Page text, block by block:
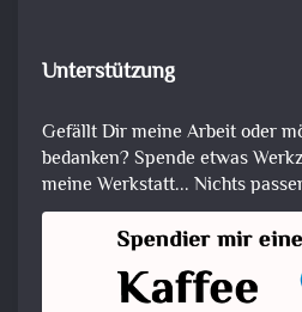
Unterstützung
Gefällt Dir meine Arbeit oder
bedanken? Spende etwas
meine Werkstatt... Nichts